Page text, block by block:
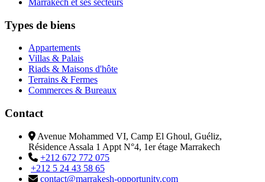
Marrakech et ses secteurs
Types de biens
Appartements
Villas & Palais
Riads & Maisons d'hôte
Terrains & Fermes
Commerces & Bureaux
Contact
Avenue Mohammed VI, Camp El Ghoul, Guéliz,
Résidence Assala 1 Appt N°4, 1er étage Marrakech
+212 672 772 075
+212 5 24 43 58 65
contact@marrakesh-opportunity.com